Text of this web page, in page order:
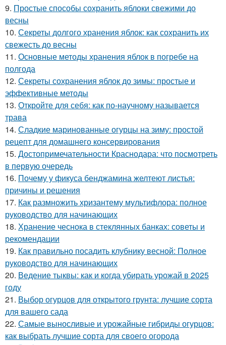
9. Простые способы сохранить яблоки свежими до
весны
10. Секреты долгого хранения яблок: как сохранить их
свежесть до весны
11. Основные методы хранения яблок в погребе на
полгода
12. Секреты сохранения яблок до зимы: простые и
эффективные методы
13. Откройте для себя: как по-научному называется
трава
14. Сладкие маринованные огурцы на зиму: простой
рецепт для домашнего консервирования
15. Достопримечательности Краснодара: что посмотреть
в первую очередь
16. Почему у фикуса бенджамина желтеют листья:
причины и решения
17. Как размножить хризантему мультифлора: полное
руководство для начинающих
18. Хранение чеснока в стеклянных банках: советы и
рекомендации
19. Как правильно посадить клубнику весной: Полное
руководство для начинающих
20. Ведение тыквы: как и когда убирать урожай в 2025
году
21. Выбор огурцов для открытого грунта: лучшие сорта
для вашего сада
22. Самые выносливые и урожайные гибриды огурцов:
как выбрать лучшие сорта для своего огорода